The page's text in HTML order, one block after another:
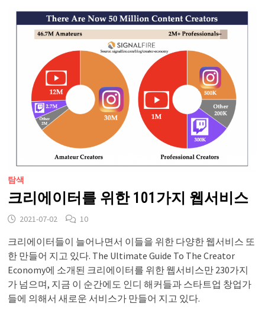
탐색
크리에이터를 위한 101가지 웹서비스
2021-07-02 10
크리에이터들이 늘어나면서 이들을 위한 다양한 웹서비스 또
한 만들어 지고 있다. The Ultimate Guide To The Creator
Economy에 소개된 크리에이터를 위한 웹서비스만 230가지
가 넘으며, 지금 이 순간에도 인디 해커들과 스타트업 창업가
들에 의해서 새로운 서비스가 만들어 지고 있다.